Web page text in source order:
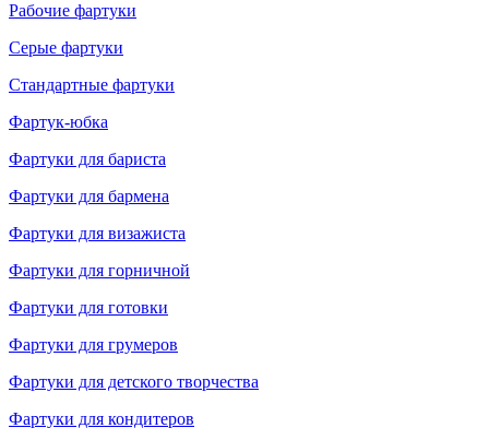
Рабочие фартуки
Серые фартуки
Стандартные фартуки
Фартук-юбка
Фартуки для бариста
Фартуки для бармена
Фартуки для визажиста
Фартуки для горничной
Фартуки для готовки
Фартуки для грумеров
Фартуки для детского творчества
Фартуки для кондитеров